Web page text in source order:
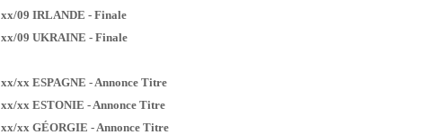
xx/09 IRLANDE - Finale
xx/09 UKRAINE - Finale
xx/xx ESPAGNE - Annonce Titre
xx/xx ESTONIE - Annonce Titre
xx/xx GÉORGIE - Annonce Titre